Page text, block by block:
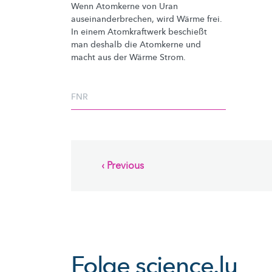
Wenn Atomkerne von Uran
auseinanderbrechen, wird Wärme frei.
In einem Atomkraftwerk beschießt
man deshalb die Atomkerne und
macht aus der Wärme Strom.
FNR
Previous
‹ Previous